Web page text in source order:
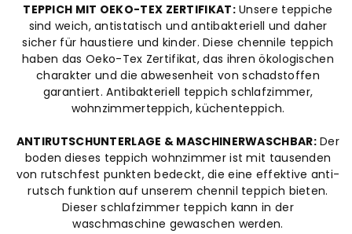
TEPPICH MIT OEKO-TEX ZERTIFIKAT:Unsere teppiche
sind weich, antistatisch und antibakteriell und daher
sicher für haustiere und kinder. Diese chennile teppich
haben das Oeko-Tex Zertifikat, das ihren ökologischen
charakter und die abwesenheit von schadstoffen
garantiert. Antibakteriell teppich schlafzimmer,
wohnzimmerteppich, küchenteppich.
ANTIRUTSCHUNTERLAGE & MASCHINERWASCHBAR:Der
boden dieses teppich wohnzimmer ist mit tausenden
von rutschfest punkten bedeckt, die eine effektive anti-
rutsch funktion auf unserem chennil teppich bieten.
Dieser schlafzimmer teppich kann in der
waschmaschine gewaschen werden.